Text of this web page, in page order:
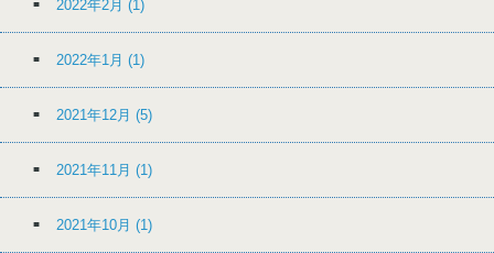
2022年2月 (1)
2022年1月 (1)
2021年12月 (5)
2021年11月 (1)
2021年10月 (1)